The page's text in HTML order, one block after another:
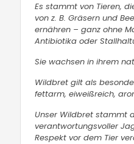
Es stammt von Tieren,
von z. B. Gräsern und
ernähren – ganz ohne
Antibiotika oder
Sie wachsen in ihrem
Wildbret gilt als
fettarm, eiweißreich,
Unser Wildbret stammt
verantwortungsvoller
Respekt vor dem Tier